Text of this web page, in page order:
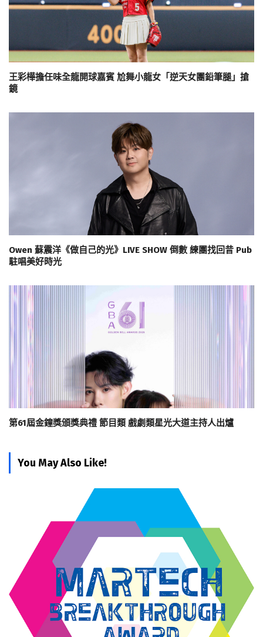
王彩樺擔任味全龍開球嘉賓 尬舞小龍女「逆天女團鉛筆腿」搶
鏡
Owen 蘇震洋《做自己的光》LIVE SHOW 倒數 練團找回昔 Pub
駐唱美好時光
第61屆金鐘獎頒獎典禮 節目類 戲劇類星光大道主持人出爐
You May Also Like!